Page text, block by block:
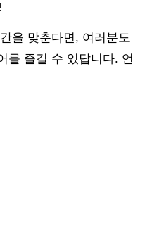
을 맞춘다면, 여러분도
를 즐길 수 있답니다. 언